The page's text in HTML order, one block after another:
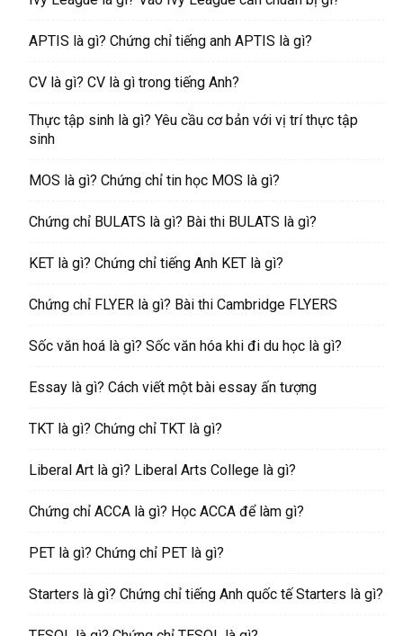
APTIS là gì? Chứng chỉ tiếng anh APTIS là gì?
CV là gì? CV là gì trong tiếng Anh?
Thực tập sinh là gì? Yêu cầu cơ bản với vị trí thực tập
sinh
MOS là gì? Chứng chỉ tin học MOS là gì?
Chứng chỉ BULATS là gì? Bài thi BULATS là gì?
KET là gì? Chứng chỉ tiếng Anh KET là gì?
Chứng chỉ FLYER là gì? Bài thi Cambridge FLYERS
Sốc văn hoá là gì? Sốc văn hóa khi đi du học là gì?
Essay là gì? Cách viết một bài essay ấn tượng
TKT là gì? Chứng chỉ TKT là gì?
Liberal Art là gì? Liberal Arts College là gì?
Chứng chỉ ACCA là gì? Học ACCA để làm gì?
PET là gì? Chứng chỉ PET là gì?
Starters là gì? Chứng chỉ tiếng Anh quốc tế Starters là gì?